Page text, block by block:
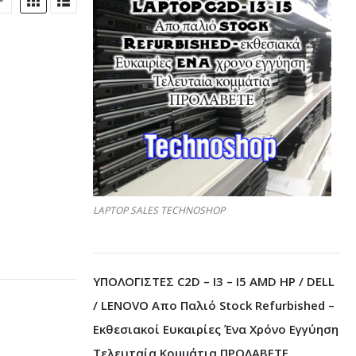
LAPTOP SALES TECHNOSHOP
ΥΠΟΛΟΓΙΣΤΕΣ C2D – I3 – I5 AMD HP / DELL
/ LENOVO Απο Παλιό Stock Refurbished –
Εκθεσιακοί Ευκαιρίες Ένα Χρόνο Εγγύηση
Τελευταία Κομμάτια ΠΡΟΛΑΒΕΤΕ